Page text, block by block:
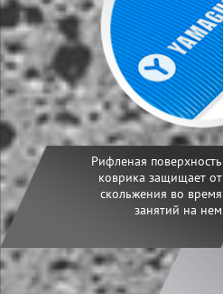
Рифленая поверхность
коврика защищает от
скольжения во время
занятий на нем